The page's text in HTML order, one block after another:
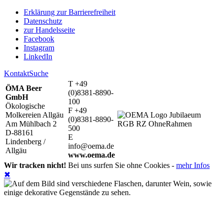
Erklärung zur Barrierefreiheit
Datenschutz
zur Handelsseite
Facebook
Instagram
LinkedIn
KontaktSuche
ÖMA Beer
GmbH
Ökologische
Molkereien Allgäu
Am Mühlbach 2
D-88161
Lindenberg /
Allgäu
T +49
(0)8381-8890-
100
F +49
(0)8381-8890-
500
E
info@oema.de
www.oema.de
Wir tracken nicht! Bei uns surfen Sie ohne Cookies - mehr Infos
✖